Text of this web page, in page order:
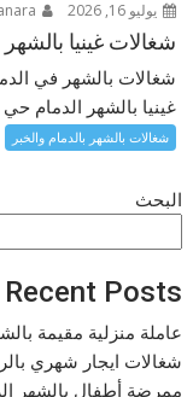
يوليو 16, 2026
شغالات غينيا بالشهر الدمام
شغالات بالشهر في
غينيا بالشهر الدمام
شغالات بالشهر بالدمام والخبر
البحث
Recent Posts
عاملة منزلية مقيمة بالشهر
شغالات ايجار شهري بالرياض
ممرضة أطفال بالشهر الرياض